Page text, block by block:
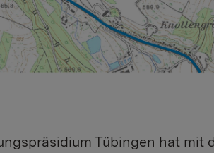
Tübingen hat